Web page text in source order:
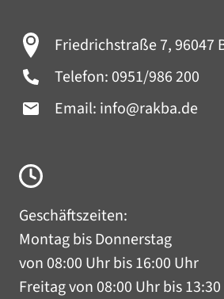
Friedrichstraße 7, 96047
Telefon: 0951/986 200
Email: info@rakba.de
Geschäftszeiten:
Montag bis Donnerstag
von 08:00 Uhr bis 16:00 Uhr
Freitag von 08:00 Uhr bis